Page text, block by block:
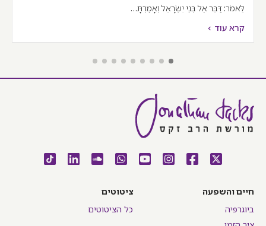
לֵּאמֹר: דַּבֵּר אֶל בְּנֵי יִשְׂרָאֵל וְאָמַרְתָּ…
קרא עוד >
חיים והשפעה
ביוגרפיה
ציטוטים
כל הציטוטים